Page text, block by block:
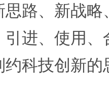
思路、新战
进、使用
科技创新